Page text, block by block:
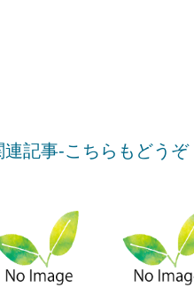
連記事-こちらもどうぞ